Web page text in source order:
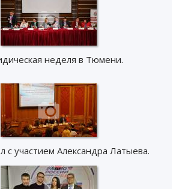
неделя в Тюмени.
с участием Александра Латыева.